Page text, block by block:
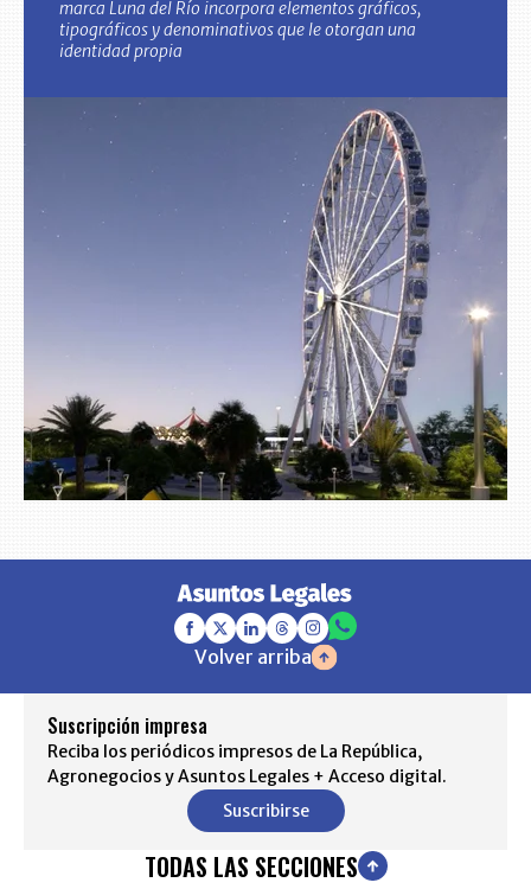
marca Luna del Río incorpora elementos gráficos,
tipográficos y denominativos que le otorgan una
identidad propia
Volver arriba
Suscripción impresa
Reciba los periódicos impresos de La República,
Agronegocios y Asuntos Legales + Acceso digital.
Suscribirse
TODAS LAS SECCIONES